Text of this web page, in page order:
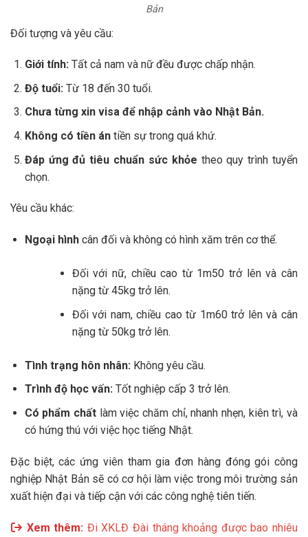
Bản
Đối tượng và yêu cầu:
Giới tính:Tất cả nam và nữ đều được chấp nhận.
Độ tuổi:Từ 18 đến 30 tuổi.
Chưa từng xin visa để nhập cảnh vào Nhật Bản.
Không có tiền ántiền sự trong quá khứ.
Đáp ứng đủ tiêu chuẩn sức khỏe theo quy trình tuyển
chọn.
Yêu cầu khác:
Ngoại hìnhcân đối và không có hình xăm trên cơ thể.
Đối với nữ, chiều cao từ 1m50 trở lên và cân
nặng từ 45kg trở lên.
Đối với nam, chiều cao từ 1m60 trở lên và cân
nặng từ 50kg trở lên.
Tình trạng hôn nhân:Không yêu cầu.
Trình độ học vấn:Tốt nghiệp cấp 3 trở lên.
Có phẩm chất làm việc chăm chỉ, nhanh nhẹn, kiên trì, và
có hứng thú với việc học tiếng Nhật.
Đặc biệt, các ứng viên tham gia đơn hàng đóng gói công
nghiệp Nhật Bản sẽ có cơ hội làm việc trong môi trường sản
xuất hiện đại và tiếp cận với các công nghệ tiên tiến.
Xem thêm: Đi XKLĐ Đài tháng khoảng được bao nhiêu